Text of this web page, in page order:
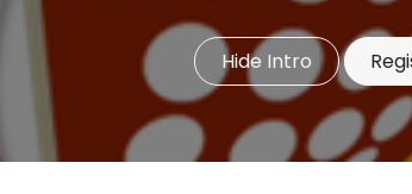
Hide Intro